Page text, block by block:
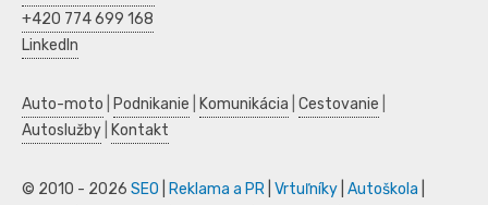
+420 774 699 168
LinkedIn
Auto-moto Podnikanie Komunikácia Cestovanie
Autoslužby
Kontakt
© 2010 - 2026 SEO Reklama a PR Vrtuľníky Autoškola